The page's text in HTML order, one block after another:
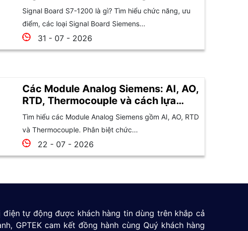
Signal Board S7-1200 là gì? Tìm hiểu chức năng, ưu
điểm, các loại Signal Board Siemens...
31 - 07 - 2026
Các Module Analog Siemens: AI, AO,
RTD, Thermocouple và cách lựa
chọn
Tìm hiểu các Module Analog Siemens gồm AI, AO, RTD
và Thermocouple. Phân biệt chức...
22 - 07 - 2026
tự động được khách hàng tin dùng trên khắp cả
GPTEK cam kết đồng hành cùng Quý khách hàng